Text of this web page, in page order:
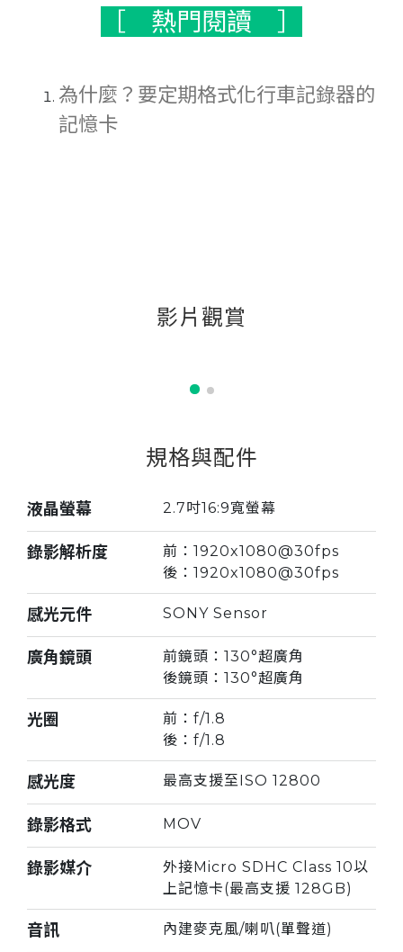
［ 熱門閱讀 ］
為什麼？要定期格式化行車記錄器的
記憶卡
影片觀賞
鏡
頭
規格與配件
液晶螢幕 2.7吋16:9寬螢幕
錄影解析度
前：1920x1080@30fps
後：1920x1080@30fps
感光元件 SONY Sensor
廣角鏡頭
前鏡頭：130°超廣角
後鏡頭：130°超廣角
光圈
前：f/1.8
後：f/1.8
感光度 最高支援至ISO 12800
錄影格式 MOV
錄影媒介
外接Micro SDHC Class 10以
上記憶卡(最高支援 128GB)
音訊 內建麥克風/喇叭(單聲道)